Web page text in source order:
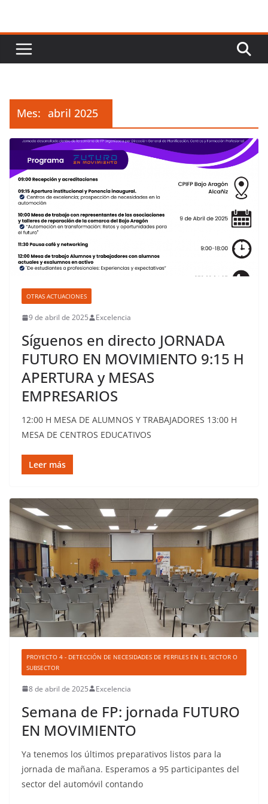
Mes: abril 2025
OTRAS ACTUACIONES
9 de abril de 2025 Excelencia
Síguenos en directo JORNADA
FUTURO EN MOVIMIENTO 9:15 H
APERTURA y MESAS
EMPRESARIOS
12:00 H MESA DE ALUMNOS Y TRABAJADORES 13:00 H
MESA DE CENTROS EDUCATIVOS
Leer más
PROYECTO 4 - DETECCIÓN DE NECESIDADES DE PERFILES EN EL SECTOR O
SUBSECTOR
8 de abril de 2025 Excelencia
Semana de FP: jornada FUTURO
EN MOVIMIENTO
Ya tenemos los últimos preparativos listos para la
jornada de mañana. Esperamos a 95 participantes del
sector del automóvil contando